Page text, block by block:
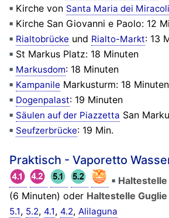
Kirche von Santa Maria dei Miracoli
Kirche San Giovanni e Paolo: 12
Rialtobrücke und Rialto-Markt: 13
St Markus Platz: 18 Minuten
Markusdom: 18 Minuten
Kampanile Markusturm: 18 Minuten
Dogenpalast: 19 Minuten
Säulen auf der Piazzetta San
Seufzerbrücke: 19 Min.
Praktisch - Vaporetto
(6 Minuten) oder Haltestelle Guglie
5.1, 5.2, 4.1, 4.2, Alilaguna